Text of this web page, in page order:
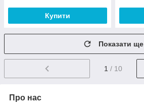
Купити
Показати ще
1 / 10
Про нас